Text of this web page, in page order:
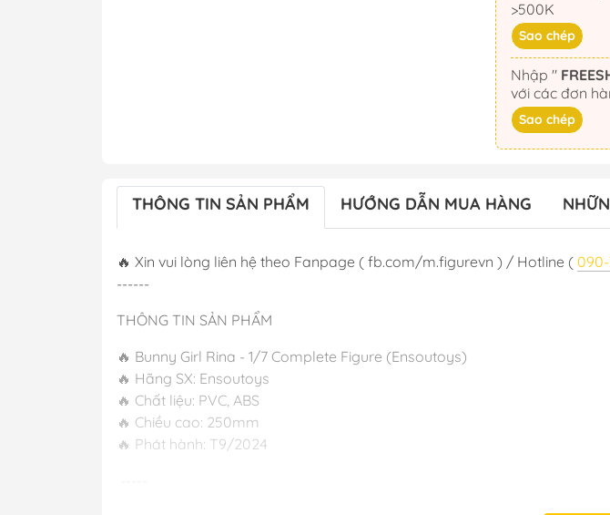
>500K
Sao chép
Nhập "
với các đơn
Sao chép
THÔNG TIN SẢN PHẨM HƯỚNG DẪN MUA HÀNG
🔥 Xin vui lòng liên hệ theo Fanpage ( fb.com/m.figurevn ) / Hotline ( 090-
------
THÔNG TIN SẢN PHẨM
🔥 Bunny Girl Rina - 1/7 Complete Figure (Ensoutoys)
🔥 Hãng SX: Ensoutoys
🔥 Chất liệu: PVC, ABS
🔥 Chiều cao: 250mm
🔥 Phát hành: T9/2024